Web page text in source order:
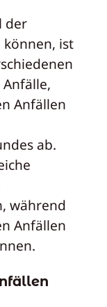
der
ist
Anfällen
ab.
während
Anfällen